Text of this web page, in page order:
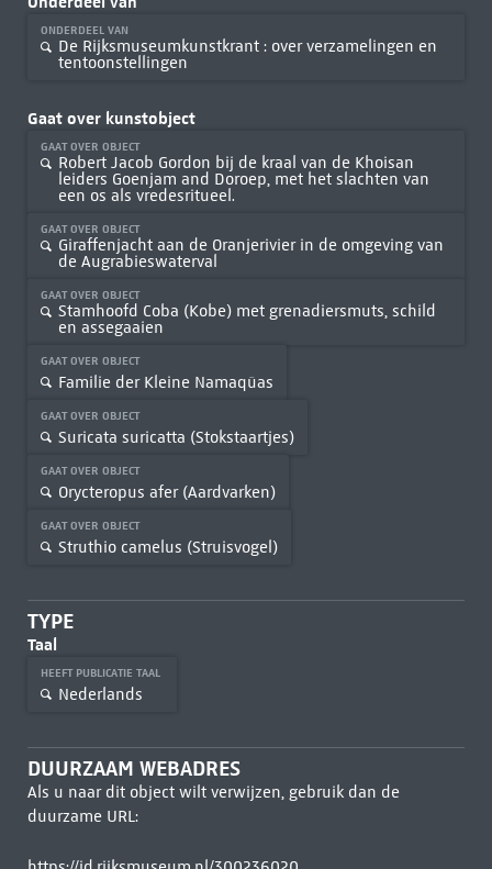
ONDERDEEL VAN
De Rijksmuseumkunstkrant : over verzamelingen en
tentoonstellingen
Gaat over kunstobject
GAAT OVER OBJECT
Robert Jacob Gordon bij de kraal van de Khoisan
leiders Goenjam and Doroep, met het slachten van
een os als vredesritueel.
GAAT OVER OBJECT
Giraffenjacht aan de Oranjerivier in de omgeving van
de Augrabieswaterval
GAAT OVER OBJECT
Stamhoofd Coba (Kobe) met grenadiersmuts, schild
en assegaaien
GAAT OVER OBJECT
Familie der Kleine Namaqûas
GAAT OVER OBJECT
Suricata suricatta (Stokstaartjes)
GAAT OVER OBJECT
Orycteropus afer (Aardvarken)
GAAT OVER OBJECT
Struthio camelus (Struisvogel)
TYPE
Taal
HEEFT PUBLICATIE TAAL
Nederlands
DUURZAAM WEBADRES
Als u naar dit object wilt verwijzen, gebruik dan de
duurzame URL: